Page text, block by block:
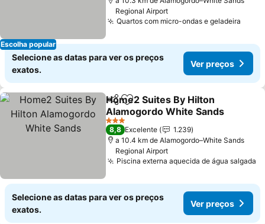
Escolha popular
Regional Airport
Quartos com micro-ondas e geladeira
Selecione as datas para ver os preços
exatos.
Ver preços
PartilharAdicionar aos favoritos
Home2 Suites By Hilton
Alamogordo White Sands
Ver preços
3 Estrelas
8,8 Excelente
1.239
a 10.4 km de Alamogordo–White Sands
Regional Airport
Piscina externa aquecida de água salgada
Selecione as datas para ver os preços
exatos.
Ver preços